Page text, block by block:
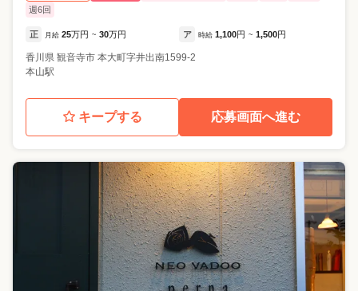
週6回
正 月給 25万円 ~ 30万円 ア 時給 1,100円 ~ 1,500円
香川県 観音寺市 本大町字井出南1599-2
本山駅
キープする 応募画面へ進む